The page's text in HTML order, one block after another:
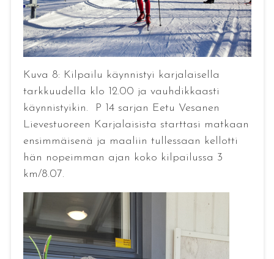
Kuva 8: Kilpailu käynnistyi karjalaisella
tarkkuudella klo 12.00 ja vauhdikkaasti
käynnistyikin. P 14 sarjan Eetu Vesanen
Lievestuoreen Karjalaisista starttasi matkaan
ensimmäisenä ja maaliin tullessaan kellotti
hän nopeimman ajan koko kilpailussa 3
km/8.07.